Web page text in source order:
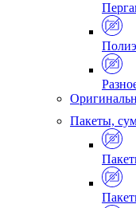
Пакеты,